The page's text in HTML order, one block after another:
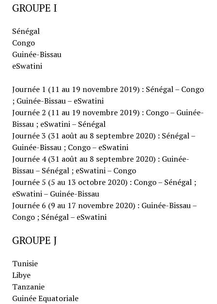
GROUPE I
Sénégal
Congo
Guinée-Bissau
eSwatini
Journée 1 (11 au 19 novembre 2019) : Sénégal – Congo
; Guinée-Bissau – eSwatini
Journée 2 (11 au 19 novembre 2019) : Congo – Guinée-
Bissau ; eSwatini – Sénégal
Journée 3 (31 août au 8 septembre 2020) : Sénégal –
Guinée-Bissau ; Congo – eSwatini
Journée 4 (31 août au 8 septembre 2020) : Guinée-
Bissau – Sénégal ; eSwatini – Congo
Journée 5 (5 au 13 octobre 2020) : Congo – Sénégal ;
eSwatini – Guinée-Bissau
Journée 6 (9 au 17 novembre 2020) : Guinée-Bissau –
Congo ; Sénégal – eSwatini
GROUPE J
Tunisie
Libye
Tanzanie
Guinée Equatoriale